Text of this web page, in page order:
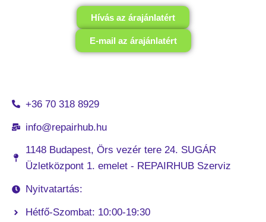
Hívás az árajánlatért
E-mail az árajánlatért
+36 70 318 8929
info@repairhub.hu
1148 Budapest, Örs vezér tere 24. SUGÁR
Üzletközpont 1. emelet - REPAIRHUB Szerviz
Nyitvatartás:
Hétfő-Szombat: 10:00-19:30